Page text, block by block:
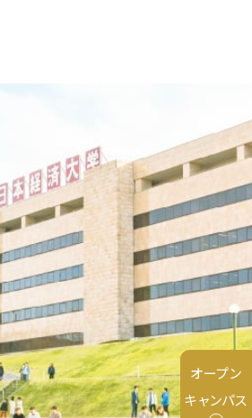
オープン
キャンパス